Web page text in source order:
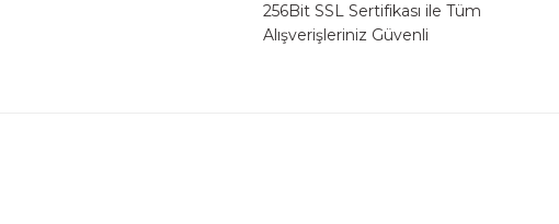
256Bit SSL Sertifikası ile Tüm
Alışverişleriniz Güvenli